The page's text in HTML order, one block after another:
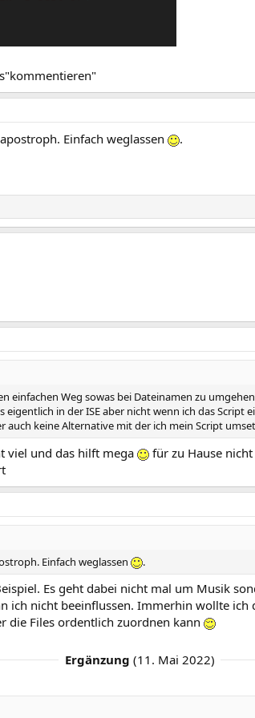
Einfach weglassen .
einfachen Weg sowas bei Dateinamen zu
in der ISE aber nicht wenn ich das Script
auch keine Alternative mit der ich mein Script
viel und das hilft mega
für zu Hause
Einfach weglassen
.
Es geht dabei nicht mal um Musik
ich nicht beeinflussen. Immerhin wollte ich
die Files ordentlich zuordnen kann
Ergänzung (11. Mai 2022)